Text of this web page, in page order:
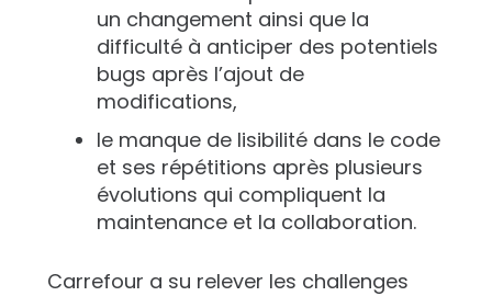
un changement ainsi que la
difficulté à anticiper des potentiels
bugs après l’ajout de
modifications,
le manque de lisibilité dans le code
et ses répétitions après plusieurs
évolutions qui compliquent la
maintenance et la collaboration.
Carrefour a su relever les challenges